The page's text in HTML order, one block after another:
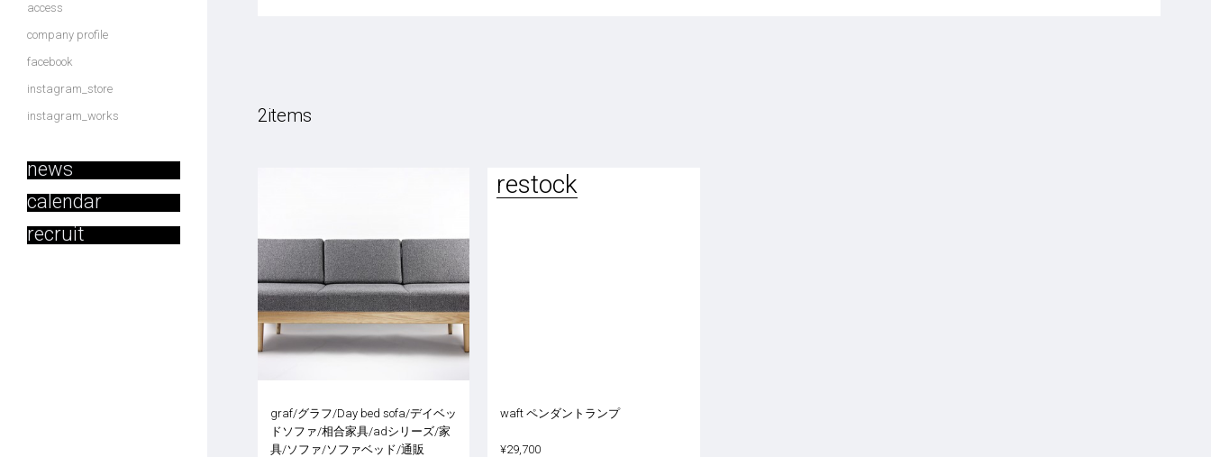
access
company profile
facebook
instagram_store
instagram_works
news
calendar
recruit
2items
graf/グラフ/Day bed sofa/デイベッ
ドソファ/相合家具/adシリーズ/家
具/ソファ/ソファベッド/通販
restock
waft ペンダントランプ
¥29,700